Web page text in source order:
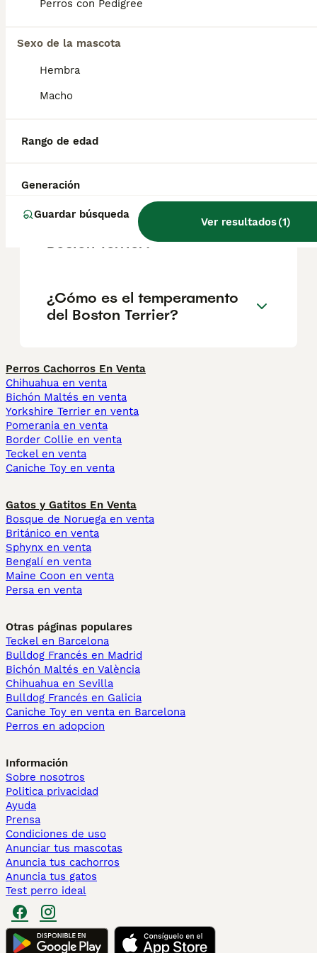
Perros con Pedigree
Sexo de la mascota
Hembra
Macho
Rango de edad
Generación
Guardar búsqueda
Ver resultados(1)
¿Cuáles son las ventajas y
desventajas del Boston
¿Cómo puedo saber si un
¿Cuántos cachorros pare un
Boston Terrier?
¿Cómo es el temperamento
del Boston Terrier?
Perros Cachorros En Venta
Chihuahua en venta
Bichón Maltés en venta
Yorkshire Terrier en venta
Pomerania en venta
Border Collie en venta
Teckel en venta
Caniche Toy en venta
Gatos y Gatitos En Venta
Bosque de Noruega en venta
Británico en venta
Sphynx en venta
Bengalí en venta
Maine Coon en venta
Persa en venta
Otras páginas populares
Teckel en Barcelona
Bulldog Francés en Madrid
Bichón Maltés en València
Chihuahua en Sevilla
Bulldog Francés en Galicia
Caniche Toy en venta en Barcelona
Perros en adopcion
Información
Sobre nosotros
Politica privacidad
Ayuda
Prensa
Condiciones de uso
Anunciar tus mascotas
Anuncia tus cachorros
Anuncia tus gatos
Test perro ideal